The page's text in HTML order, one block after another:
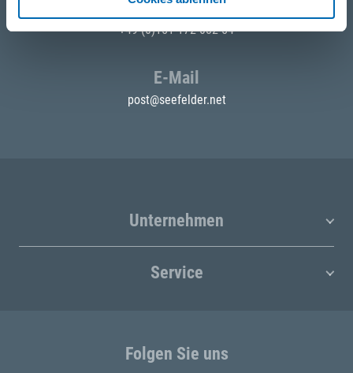
WhatsApp
+49 (0)151 172 082 54
E-Mail
post@seefelder.net
Unternehmen
Service
Folgen Sie uns